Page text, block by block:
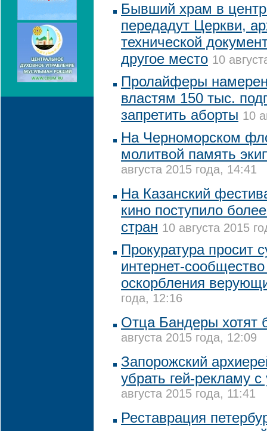
Бывший храм в
передадут Церкви,
технической
другое место 10
Пролайферы
властям 150 тыс.
запретить аборты 10
На Черноморском
молитвой память
августа 2015 года, 14:41
На Казанский
кино поступило
стран 10 августа 2015
Прокуратура просит
интернет-
оскорбления
года, 12:16
Отца Бандеры хотят
августа 2015 года, 12:09
Запорожский
убрать гей-рекламу с
августа 2015 года, 11:41
Реставрация